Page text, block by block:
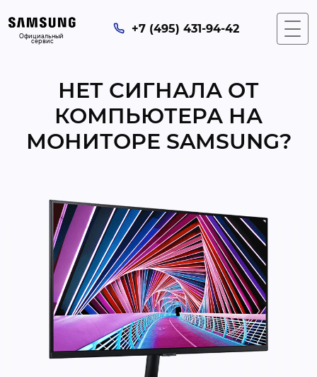
Официальный
сервис
+7 (495) 431-94-42
НЕТ СИГНАЛА ОТ
КОМПЬЮТЕРА НА
МОНИТОРЕ SAMSUNG?